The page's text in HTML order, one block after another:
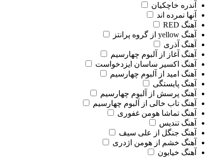
آندره خاچکیان
آنها نمرده اند
آهنگ RED
آهنگ yellow از گروه پرانتز
آهنگ آذری
آهنگ آغاز از آلبوم چهارسیم
آهنگ اکسیر ساسان ایزدخواست
آهنگ امید از آلبوم چهارسیم
آهنگ پایستگی
آهنگ پرسش از آلبوم چهارسیم
آهنگ تاب خالی از آلبوم چهارسیم
آهنگ تماشا هومن غفوری
آهنگ تندیس
آهنگ جنگل از علی سیف
آهنگ خشم از هومن اژدری
آهنگ خیابون